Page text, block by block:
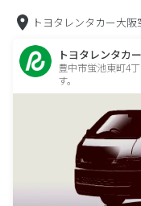
トヨタレンタカー大
トヨタレンタカ
豊中市蛍池東町4
す。